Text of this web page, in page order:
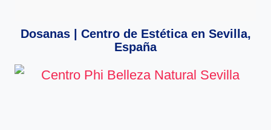
Dosanas | Centro de Estética en Sevilla,
España